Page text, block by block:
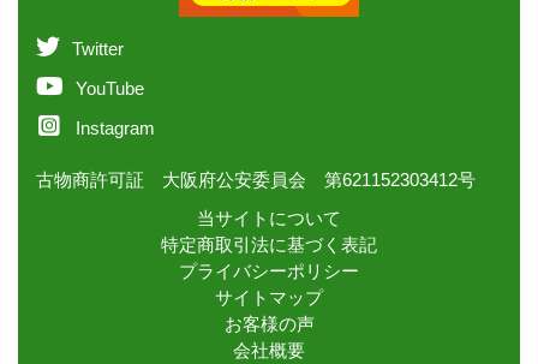
Twitter
YouTube
Instagram
古物商許可証 大阪府公安委員会 第621152303412号
当サイトについて
特定商取引法に基づく表記
プライバシーポリシー
サイトマップ
お客様の声
会社概要